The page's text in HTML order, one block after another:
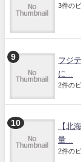
3件の
フジ
に...
2件の
【北
量...
2件の